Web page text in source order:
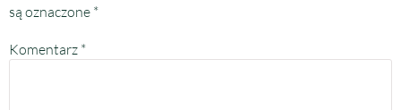
są oznaczone *
Komentarz *